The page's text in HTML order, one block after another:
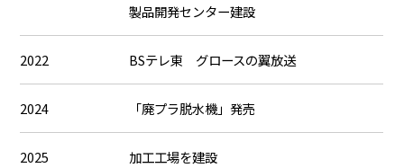
製品開発センター建設
2022 BSテレ東 グロースの翼放送
2024 「廃プラ脱水機」発売
2025 加工工場を建設